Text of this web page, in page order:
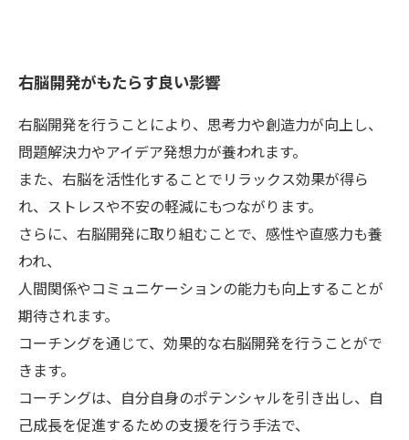
右脳開発がもたらす良い影響
右脳開発を行うことにより、思考力や創造力が向上し、
問題解決力やアイデア発想力が養われます。
また、右脳を活性化することでリラックス効果が得ら
れ、ストレスや不安の軽減にもつながります。
さらに、右脳開発に取り組むことで、感性や直感力も養
われ、
人間関係やコミュニケーションの能力も向上することが
期待されます。
コーチングを通じて、効果的な右脳開発を行うことがで
きます。
コーチングは、自分自身のポテンシャルを引き出し、自
己成長を促進するための支援を行う手法で、